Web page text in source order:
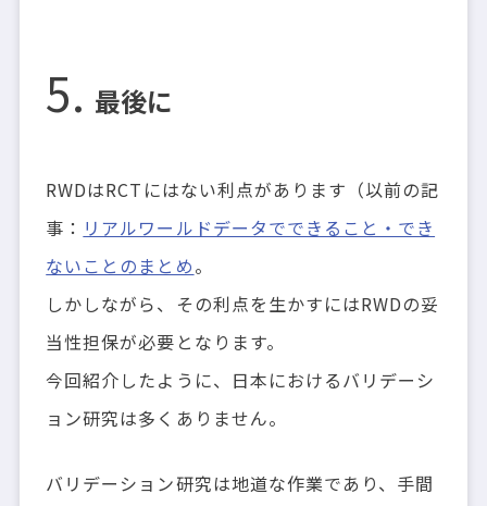
最後に
RWDはRCTにはない利点があります（以前の記
事： リアルワールドデータでできること・でき
ないことのまとめ。
しかしながら、その利点を生かすにはRWDの妥
当性担保が必要となります。
今回紹介したように、日本におけるバリデーシ
ョン研究は多くありません。
バリデーション研究は地道な作業であり、手間